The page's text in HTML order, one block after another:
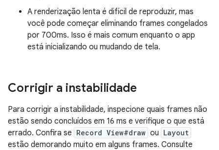
A renderização lenta é difícil de reproduzir, mas
você pode começar eliminando frames congelados
por 700ms. Isso é mais comum enquanto o app
está inicializando ou mudando de tela.
Corrigir a instabilidade
Para corrigir a instabilidade, inspecione quais frames não
estão sendo concluídos em 16 ms e verifique o que está
errado. Confira se Record View#draw ou Layout
estão demorando muito em alguns frames. Consulte